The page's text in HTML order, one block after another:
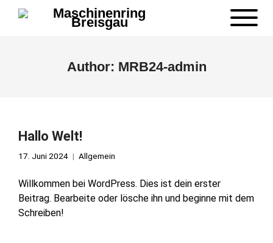
Author: MRB24-admin
Hallo Welt!
17. Juni 2024 Allgemein
Willkommen bei WordPress. Dies ist dein erster
Beitrag. Bearbeite oder lösche ihn und beginne mit dem
Schreiben!